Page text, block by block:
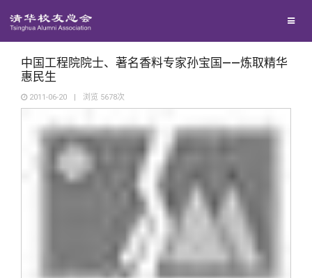
西南联大校友会
义工计划
新媒体平台
青春风采
校友文苑
校友服务
终身学习
校友总会
中国工程院院士、著名香料专家孙宝国——炼取精华
惠民生
2011-06-20 | 浏览 5678次